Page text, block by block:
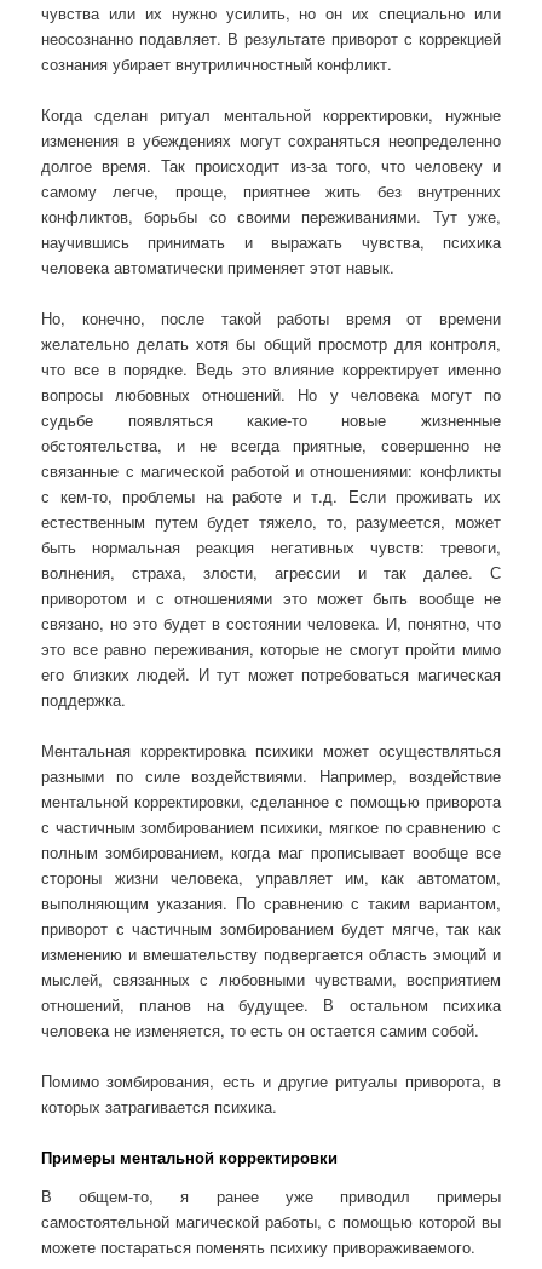
чувства или их нужно усилить, но он их специально или
неосознанно подавляет. В результате приворот с коррекцией
сознания убирает внутриличностный конфликт.
Когда сделан ритуал ментальной корректировки, нужные
изменения в убеждениях могут сохраняться неопределенно
долгое время. Так происходит из-за того, что человеку и
самому легче, проще, приятнее жить без внутренних
конфликтов, борьбы со своими переживаниями. Тут уже,
научившись принимать и выражать чувства, психика
человека автоматически применяет этот навык.
Но, конечно, после такой работы время от времени
желательно делать хотя бы общий просмотр для контроля,
что все в порядке. Ведь это влияние корректирует именно
вопросы любовных отношений. Но у человека могут по
судьбе появляться какие-то новые жизненные
обстоятельства, и не всегда приятные, совершенно не
связанные с магической работой и отношениями: конфликты
с кем-то, проблемы на работе и т.д. Если проживать их
естественным путем будет тяжело, то, разумеется, может
быть нормальная реакция негативных чувств: тревоги,
волнения, страха, злости, агрессии и так далее. С
приворотом и с отношениями это может быть вообще не
связано, но это будет в состоянии человека. И, понятно, что
это все равно переживания, которые не смогут пройти мимо
его близких людей. И тут может потребоваться магическая
поддержка.
Ментальная корректировка психики может осуществляться
разными по силе воздействиями. Например, воздействие
ментальной корректировки, сделанное с помощью приворота
с частичным зомбированием психики, мягкое по сравнению с
полным зомбированием, когда маг прописывает вообще все
стороны жизни человека, управляет им, как автоматом,
выполняющим указания. По сравнению с таким вариантом,
приворот с частичным зомбированием будет мягче, так как
изменению и вмешательству подвергается область эмоций и
мыслей, связанных с любовными чувствами, восприятием
отношений, планов на будущее. В остальном психика
человека не изменяется, то есть он остается самим собой.
Помимо зомбирования, есть и другие ритуалы приворота, в
которых затрагивается психика.
Примеры ментальной корректировки
В общем-то, я ранее уже приводил примеры
самостоятельной магической работы, с помощью которой вы
можете постараться поменять психику привораживаемого.